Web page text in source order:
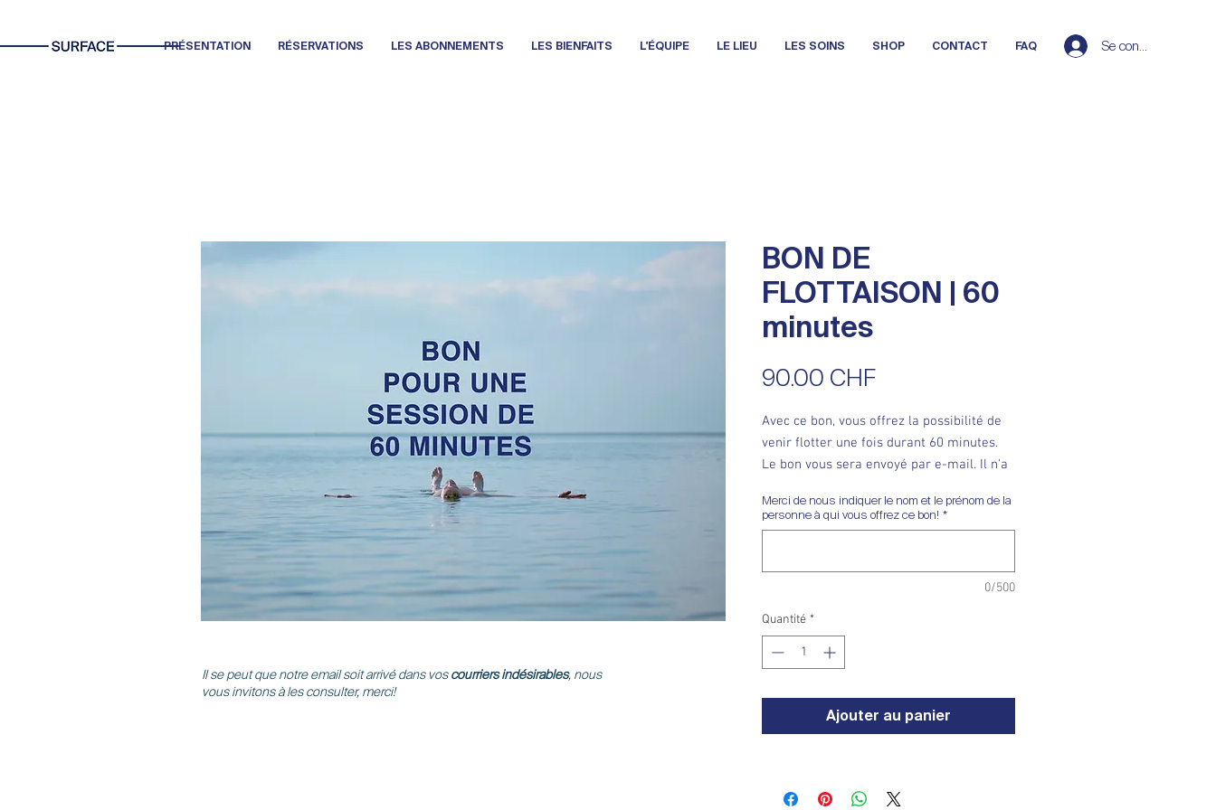
PRÉSENTATION RÉSERVATIONS LES ABONNEMENTS LES BIENFAITS L'ÉQUIPE LE LIEU LES SOINS SHOP CONTACT FAQ Se connecter
BON DE
FLOTTAISON | 60
minutes
90.00 CHFPrix
Avec ce bon, vous offrez la possibilité de
venir flotter une fois durant 60 minutes.
Le bon vous sera envoyé par e-mail. Il n'a
Merci de nous indiquer le nom et le prénom de la
personne à qui vous offrez ce bon! *
0/500
Quantité *
Ajouter au panier
Il se peut que notre email soit arrivé dans voscourriers indésirables, nous
vous invitons à les consulter, merci!